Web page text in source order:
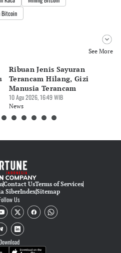
Bitcoin
See More
Ribuan Jenis Sayuran
Terancam Hilang, Gizi
Manusia Terancam
10 Agu 2026, 16:49 WIB
News
Contact UsTerms of Services
SiberIndexSitemap
Us